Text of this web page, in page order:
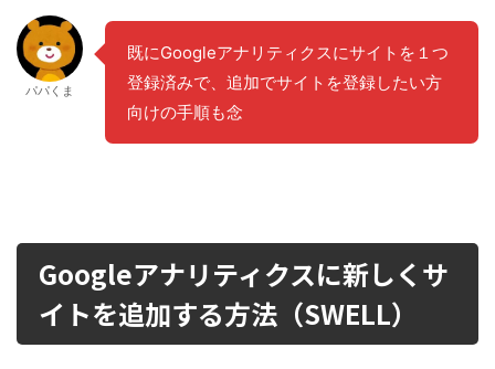
パパくま
既にGoogleアナリティクスにサイトを１つ
登録済みで、追加でサイトを登録したい方
向けの手順も念のため解説しておきます。
Googleアナリティクスに新しくサ
イトを追加する方法（SWELL）